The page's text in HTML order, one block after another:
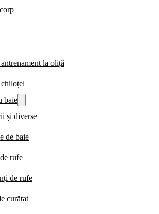
la oliță
chiloțel
baie
și diverse
de baie
rufe
de rufe
curățat